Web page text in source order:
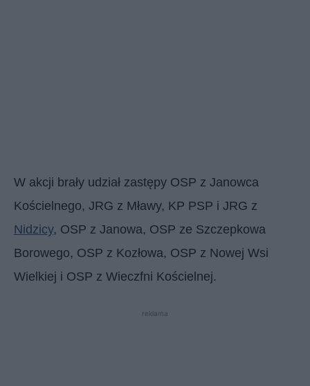
W akcji brały udział zastępy OSP z Janowca
Kościelnego, JRG z Mławy, KP PSP i JRG z
Nidzicy, OSP z Janowa, OSP ze Szczepkowa
Borowego, OSP z Kozłowa, OSP z Nowej Wsi
Wielkiej i OSP z Wieczfni Kościelnej.
reklama